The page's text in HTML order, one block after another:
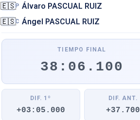
🇪🇸P Álvaro PASCUAL RUIZ
🇪🇸C Ángel PASCUAL RUIZ
TIEMPO FINAL
38:06.100
DIF. 1º
+03:05.000
DIF. ANT.
+37.700